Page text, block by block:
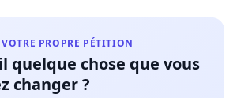
PROPRE PÉTITION
quelque chose que vous
changer ?